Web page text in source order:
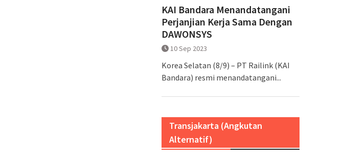
KAI Bandara Menandatangani
Perjanjian Kerja Sama Dengan
DAWONSYS
10 Sep 2023
Korea Selatan (8/9) – PT Railink (KAI
Bandara) resmi menandatangani...
Transjakarta (Angkutan
Alternatif)